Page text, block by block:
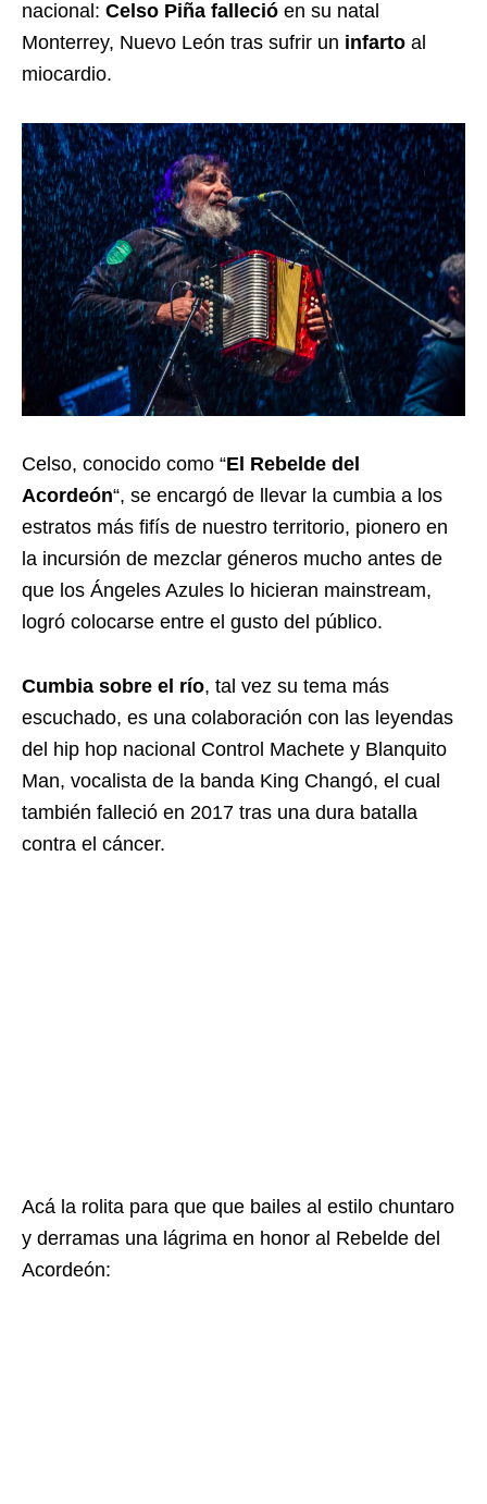
nacional: Celso Piña falleció en su natal
Monterrey, Nuevo León tras sufrir un infarto al
miocardio.
Celso, conocido como “El Rebelde del
Acordeón“, se encargó de llevar la cumbia a los
estratos más fifís de nuestro territorio, pionero en
la incursión de mezclar géneros mucho antes de
que los Ángeles Azules lo hicieran mainstream,
logró colocarse entre el gusto del público.
Cumbia sobre el río, tal vez su tema más
escuchado, es una colaboración con las leyendas
del hip hop nacional Control Machete y Blanquito
Man, vocalista de la banda King Changó, el cual
también falleció en 2017 tras una dura batalla
contra el cáncer.
Acá la rolita para que que bailes al estilo chuntaro
y derramas una lágrima en honor al Rebelde del
Acordeón: